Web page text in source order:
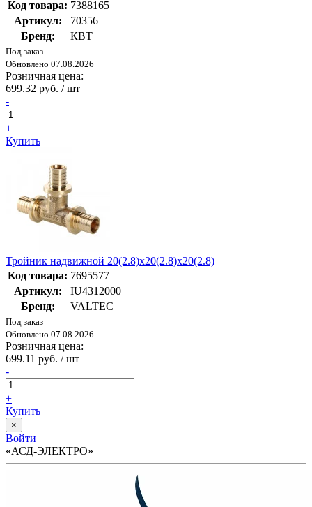
Код товара: 7388165
Артикул:
70356
Бренд:
КВТ
Под заказ
Обновлено 07.08.2026
Розничная цена:
699.32 руб. / шт
-
+
Купить
Тройник надвижной 20(2.8)х20(2.8)х20(2.8)
Код товара: 7695577
Артикул:
IU4312000
Бренд:
VALTEC
Под заказ
Обновлено 07.08.2026
Розничная цена:
699.11 руб. / шт
-
+
Купить
×
Войти
«АСД-ЭЛЕКТРО»